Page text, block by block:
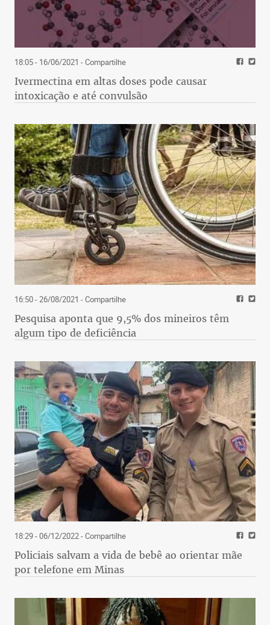
18:05 - 16/06/2021 - Compartilhe
Ivermectina em altas doses pode causar
intoxicação e até convulsão
16:50 - 26/08/2021 - Compartilhe
Pesquisa aponta que 9,5% dos mineiros têm
algum tipo de deficiência
18:29 - 06/12/2022- Compartilhe
Policiais salvam a vida de bebê ao orientar mãe
por telefone em Minas